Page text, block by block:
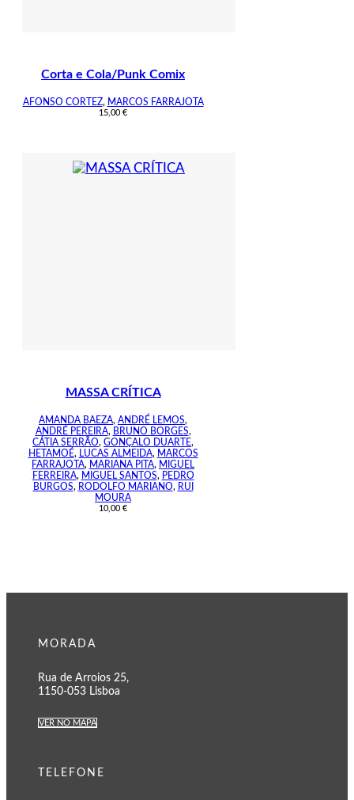
Corta e Cola/Punk Comix
AFONSO CORTEZ, MARCOS FARRAJOTA
15,00 €
MASSA CRÍTICA
AMANDA BAEZA, ANDRÉ LEMOS,
ANDRÉ PEREIRA, BRUNO BORGES,
CÁTIA SERRÃO, GONÇALO DUARTE,
HETAMOÉ, LUCAS ALMEIDA, MARCOS
FARRAJOTA, MARIANA PITA, MIGUEL
FERREIRA, MIGUEL SANTOS, PEDRO
BURGOS, RODOLFO MARIANO, RUI
MOURA
10,00 €
MORADA
Rua de Arroios 25,
1150-053 Lisboa
VER NO MAPA
TELEFONE